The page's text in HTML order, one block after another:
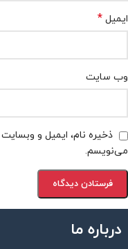
ایمیل *
وب‌ سایت
ذخیره نام، ایمیل و
می‌نویسم.
درباره ما